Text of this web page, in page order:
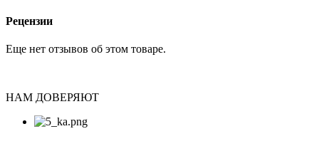
Рецензии
Еще нет отзывов об этом товаре.
НАМ ДОВЕРЯЮТ